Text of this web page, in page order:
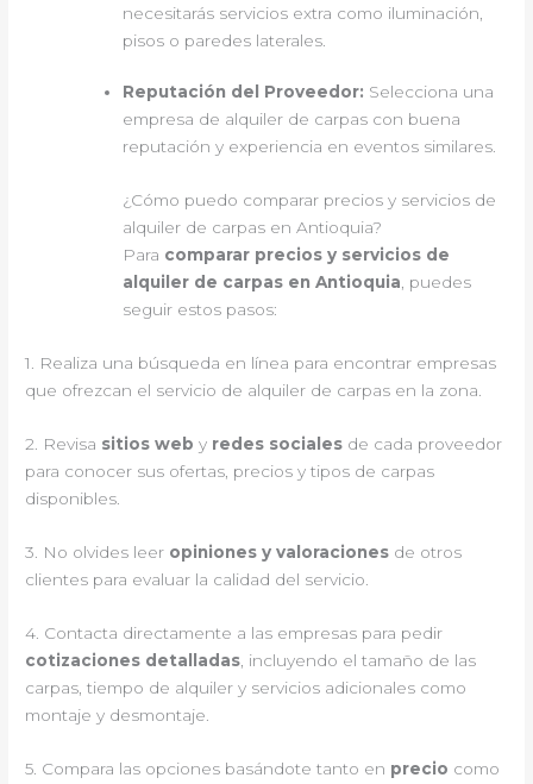
necesitarás servicios extra como iluminación,
pisos o paredes laterales.
Reputación del Proveedor: Selecciona una
empresa de alquiler de carpas con buena
reputación y experiencia en eventos similares.
¿Cómo puedo comparar precios y servicios de
alquiler de carpas en Antioquia?
Para comparar precios y servicios de
alquiler de carpas en Antioquia , puedes
seguir estos pasos:
1. Realiza una búsqueda en línea para encontrar empresas
que ofrezcan el servicio de alquiler de carpas en la zona.
2. Revisa sitios web y redes sociales de cada proveedor
para conocer sus ofertas, precios y tipos de carpas
disponibles.
3. No olvides leer opiniones y valoraciones de otros
clientes para evaluar la calidad del servicio.
4. Contacta directamente a las empresas para pedir
cotizaciones detalladas , incluyendo el tamaño de las
carpas, tiempo de alquiler y servicios adicionales como
montaje y desmontaje.
5. Compara las opciones basándote tanto en precio como